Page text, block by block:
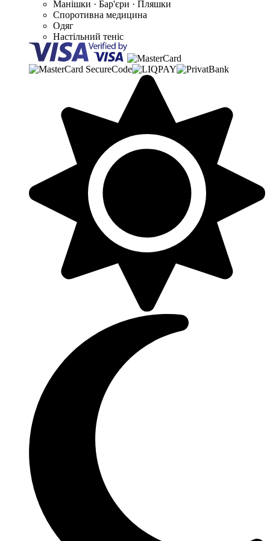
Манішки · Бар'єри · Пляшки
Споротивна медицина
Одяг
Настільний теніс